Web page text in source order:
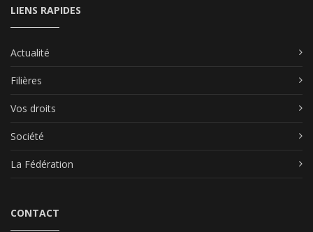
LIENS RAPIDES
Actualité
Filières
Vos droits
Société
La Fédération
CONTACT